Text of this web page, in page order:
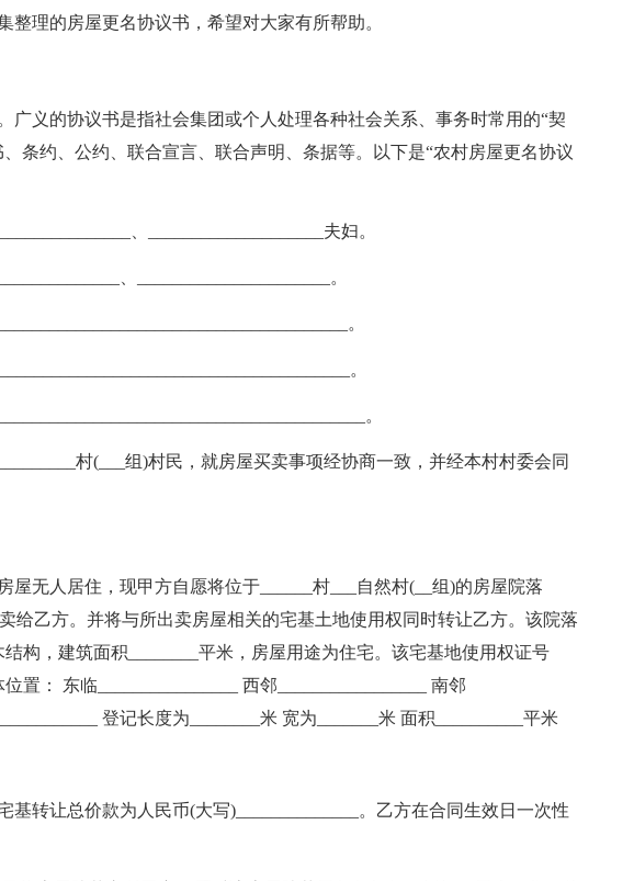
整理的房屋更名协议书，希望对大家有所帮助。
广义的协议书是指社会集团或个人处理各种社会关系、事务时常用的“契
条约、公约、联合宣言、联合声明、条据等。以下是“农村房屋更名协议
、____________________夫妇。
、______________________。
。
。
。
村(___组)村民，就房屋买卖事项经协商一致，并经本村村委会同
屋无人居住，现甲方自愿将位于______村___自然村(__组)的房屋院落
卖给乙方。并将与所出卖房屋相关的宅基土地使用权同时转让乙方。该院落
结构，建筑面积________平米，房屋用途为住宅。该宅基地使用权证号
位置： 东临________________ 西邻_________________ 南邻
登记长度为________米 宽为_______米 面积__________平米
基转让总价款为人民币(大写)______________。乙方在合同生效日一次性